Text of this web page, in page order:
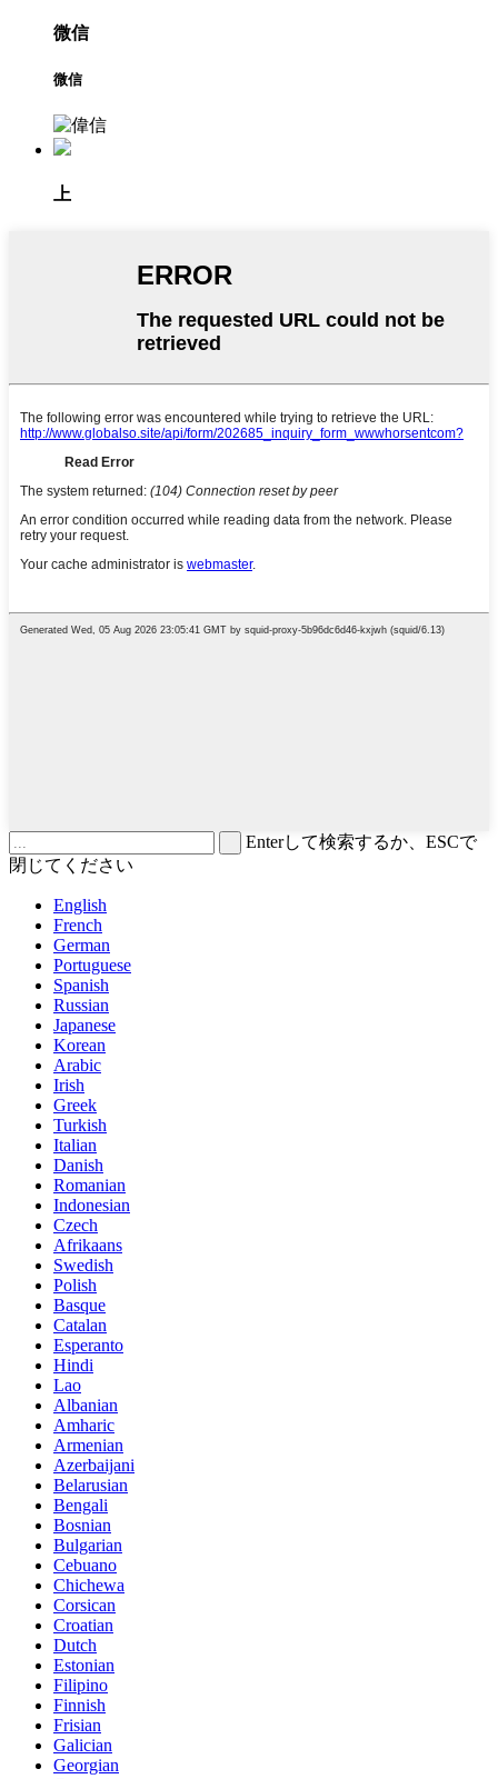
微信
微信
上
Enterして検索するか、ESCで
閉じてください
English
French
German
Portuguese
Spanish
Russian
Japanese
Korean
Arabic
Irish
Greek
Turkish
Italian
Danish
Romanian
Indonesian
Czech
Afrikaans
Swedish
Polish
Basque
Catalan
Esperanto
Hindi
Lao
Albanian
Amharic
Armenian
Azerbaijani
Belarusian
Bengali
Bosnian
Bulgarian
Cebuano
Chichewa
Corsican
Croatian
Dutch
Estonian
Filipino
Finnish
Frisian
Galician
Georgian